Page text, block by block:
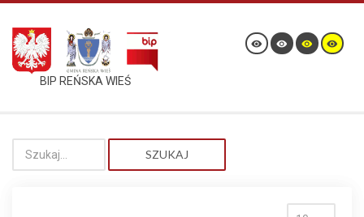
BIP REŃSKA WIEŚ
SZUKAJ